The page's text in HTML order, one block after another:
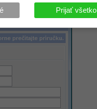
Prijať všetko